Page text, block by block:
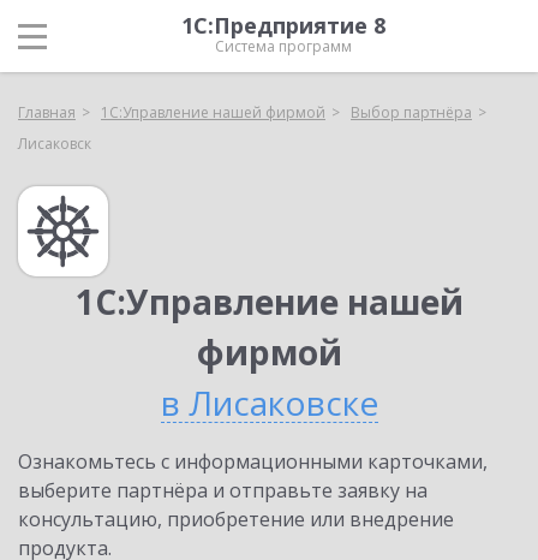
1С:Предприятие 8
Система программ
Главная 1С:Управление нашей фирмой
Выбор партнёра
Лисаковск
1С:Управление нашей
фирмой
в Лисаковске
Ознакомьтесь с информационными карточками,
выберите партнёра и отправьте заявку на
консультацию, приобретение или внедрение
продукта.